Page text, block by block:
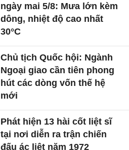
ngày mai 5/8: Mưa lớn kèm
dông, nhiệt độ cao nhất
30°C
Chủ tịch Quốc hội: Ngành
Ngoại giao cần tiên phong
hút các dòng vốn thế hệ
mới
Phát hiện 13 hài cốt liệt sĩ
tại nơi diễn ra trận chiến
đấu ác liệt năm 1972